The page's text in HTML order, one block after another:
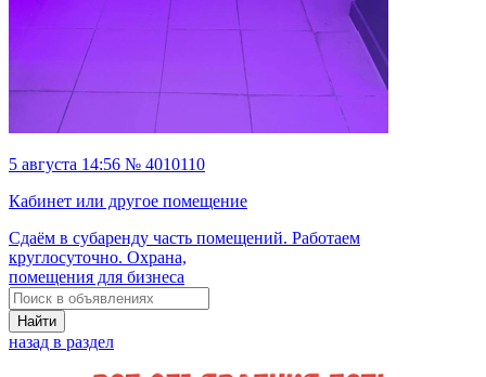
5 августа 14:56 № 4010110
Кабинет или другое помещение
Сдаём в субаренду часть помещений. Работаем
круглосуточно. Охрана,
помещения для бизнеса
Найти
назад в раздел